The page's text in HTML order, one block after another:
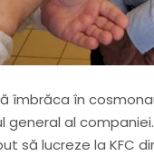
îmbrăca în
general al
să lucreze la KFC